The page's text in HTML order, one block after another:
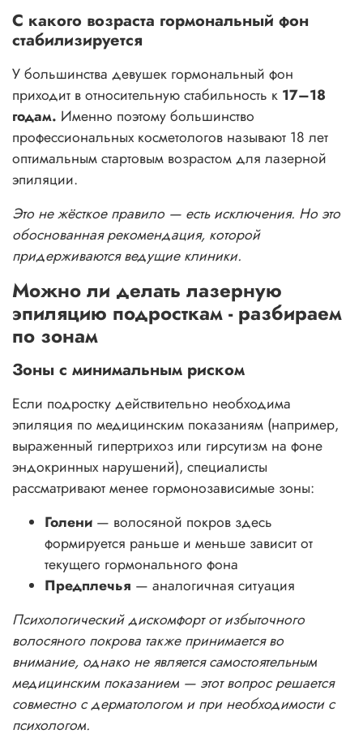
С какого возраста гормональный фон
стабилизируется
У большинства девушек гормональный фон
приходит в относительную стабильность к 17–18
годам. Именно поэтому большинство
профессиональных косметологов называют 18 лет
оптимальным стартовым возрастом для лазерной
эпиляции.
Это не жёсткое правило — есть исключения. Но это
обоснованная рекомендация, которой
придерживаются ведущие клиники.
Можно ли делать лазерную
эпиляцию подросткам - разбираем
по зонам
Зоны с минимальным риском
Если подростку действительно необходима
эпиляция по медицинским показаниям (например,
выраженный гипертрихоз или гирсутизм на фоне
эндокринных нарушений), специалисты
рассматривают менее гормонозависимые зоны:
Голени — волосяной покров здесь
формируется раньше и меньше зависит от
текущего гормонального фона
Предплечья — аналогичная ситуация
Психологический дискомфорт от избыточного
волосяного покрова также принимается во
внимание, однако не является самостоятельным
медицинским показанием — этот вопрос решается
совместно с дерматологом и при необходимости с
психологом.